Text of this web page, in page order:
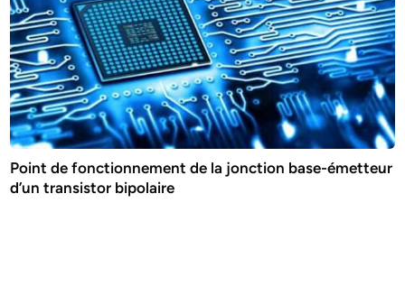
Point de fonctionnement de la jonction base-émetteur
d’un transistor bipolaire